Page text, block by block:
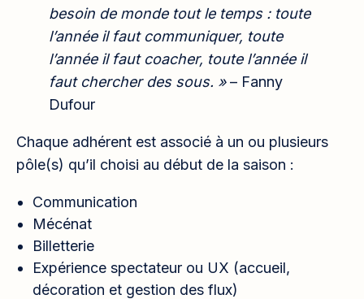
besoin de monde tout le temps : toute
l’année il faut communiquer, toute
l’année il faut coacher, toute l’année il
faut chercher des sous. »– Fanny
Dufour
Chaque adhérent est associé à un ou plusieurs
pôle(s) qu’il choisi au début de la saison :
Communication
Mécénat
Billetterie
Expérience spectateur ou UX (accueil,
décoration et gestion des flux)